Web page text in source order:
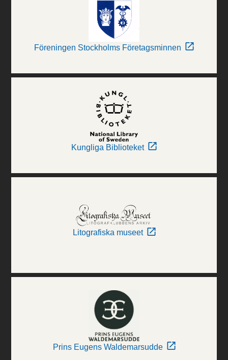
Föreningen Stockholms Företagsminnen
Kungliga Biblioteket
Litografiska museet
Prins Eugens Waldemarsudde